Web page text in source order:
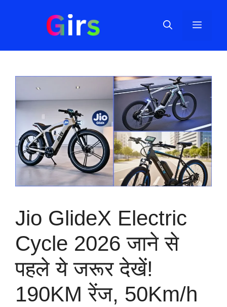
Menu
Jio GlideX Electric
Cycle 2026 जाने से
पहले ये जरूर देखें!
190KM रेंज, 50Km/h